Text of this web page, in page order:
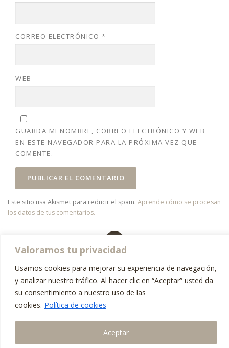
Valoramos tu privacidad
Usamos cookies para mejorar su experiencia de navegación,
y analizar nuestro tráfico. Al hacer clic en “Aceptar” usted da
su consentimiento a nuestro uso de las
cookies. Política de cookies
Aceptar
CORREO ELECTRÓNICO *
WEB
GUARDA MI NOMBRE, CORREO ELECTRÓNICO Y WEB
EN ESTE NAVEGADOR PARA LA PRÓXIMA VEZ QUE
COMENTE.
Este sitio usa Akismet para reducir el spam. Aprende cómo se procesan
los datos de tus comentarios.
Copyright © 2026 Athenea Dental Institute–TemaOnePresshecho
por FameThemes